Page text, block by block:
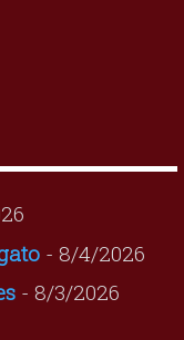
- 8/4/2026
- 8/3/2026